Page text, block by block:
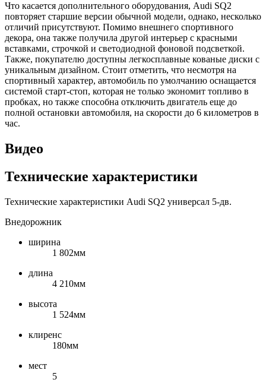
Что касается дополнительного оборудования, Audi SQ2
повторяет старшие версии обычной модели, однако, несколько
отличий присутствуют. Помимо внешнего спортивного
декора, она также получила другой интерьер с красными
вставками, строчкой и светодиодной фоновой подсветкой.
Также, покупателю доступны легкосплавные кованые диски с
уникальным дизайном. Стоит отметить, что несмотря на
спортивный характер, автомобиль по умолчанию оснащается
системой старт-стоп, которая не только экономит топливо в
пробках, но также способна отключить двигатель еще до
полной остановки автомобиля, на скорости до 6 километров в
час.
Видео
Технические характеристики
Технические характеристики Audi SQ2 универсал 5-дв.
Внедорожник
ширина
1 802мм
длина
4 210мм
высота
1 524мм
клиренс
180мм
мест
5